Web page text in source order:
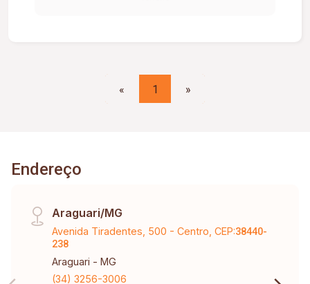
« 1 »
Endereço
Araguari/MG
Avenida Tiradentes, 500 - Centro, CEP:38440-
238
Araguari - MG
(34) 3256-3006